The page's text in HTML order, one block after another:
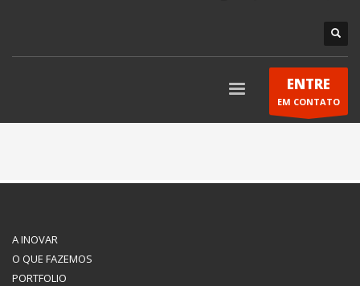
ENTRE
EM CONTATO
A INOVAR
O QUE FAZEMOS
PORTFOLIO